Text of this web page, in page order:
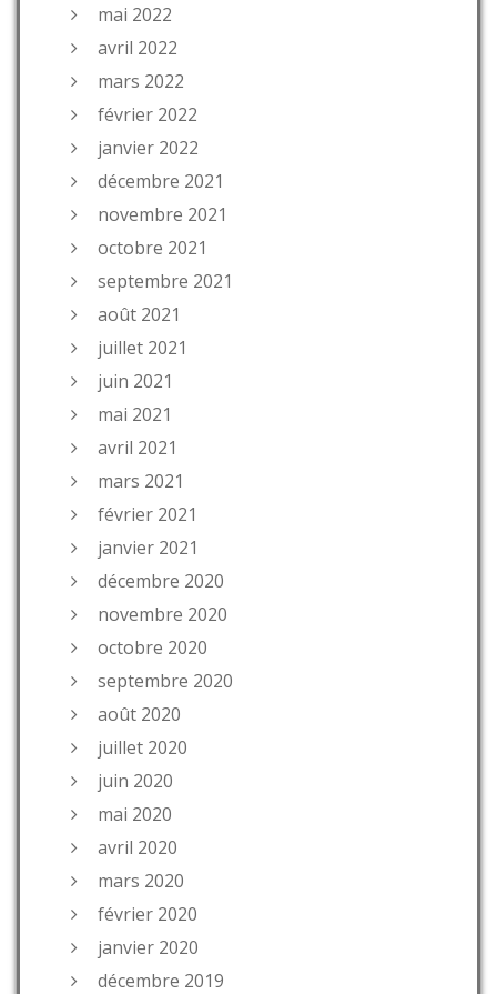
mai 2022
avril 2022
mars 2022
février 2022
janvier 2022
décembre 2021
novembre 2021
octobre 2021
septembre 2021
août 2021
juillet 2021
juin 2021
mai 2021
avril 2021
mars 2021
février 2021
janvier 2021
décembre 2020
novembre 2020
octobre 2020
septembre 2020
août 2020
juillet 2020
juin 2020
mai 2020
avril 2020
mars 2020
février 2020
janvier 2020
décembre 2019